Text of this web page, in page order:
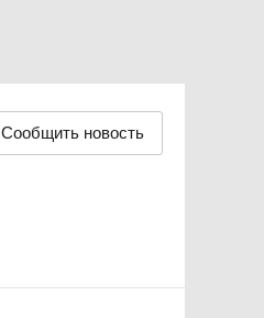
Сообщить новость